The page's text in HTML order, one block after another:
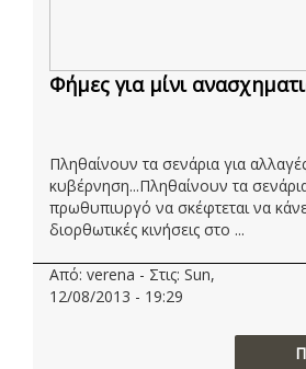
Φήμες για μίνι
Πληθαίνουν τα σενάρια για
κυβέρνηση...Πληθαίνουν τα
πρωθυπιυργό να σκέφτεται να
διορθωτικές κινήσεις στο ...
Από: verena - Στις: Sun,
12/08/2013 - 19:29